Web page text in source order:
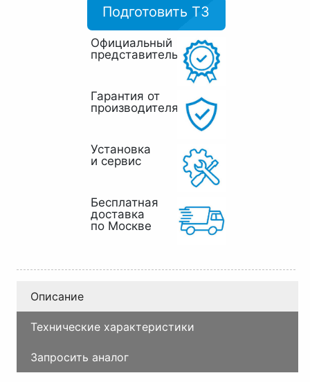
Подготовить ТЗ
Официальный
представитель
Гарантия от
производителя
Установка
и сервис
Бесплатная
доставка
по Москве
Описание
Технические характеристики
Запросить аналог